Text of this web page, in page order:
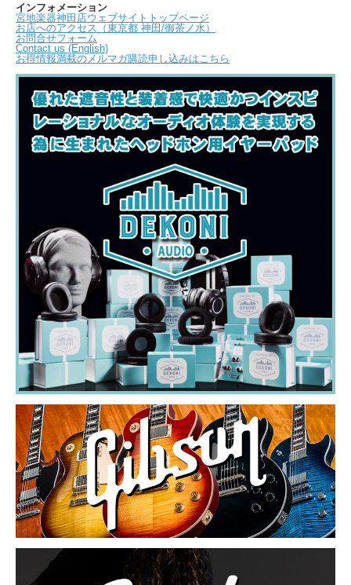
インフォメーション
宮地楽器神田店ウェブサイトトップページ
お店へのアクセス（東京都 神田/御茶ノ水）
お問合せフォーム
Contact us (English)
お得情報満載のメルマガ購読申し込みはこちら